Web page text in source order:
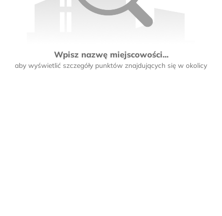
Wpisz nazwę miejscowości...
aby wyświetlić szczegóły punktów znajdujących się w okolicy